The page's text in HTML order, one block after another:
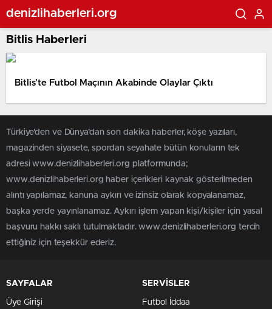
denizlihaberleri.org
Bitlis Haberleri
Bitlis’te Futbol Maçının Akabinde Olaylar Çıktı
Türkiye'den ve Dünya’dan son dakika haberler, köşe yazıları,
magazinden siyasete, spordan seyahate bütün konuların tek
adresi www.denizlihaberleri.org platformunda;
www.denizlihaberleri.org haber içerikleri kaynak gösterilmeden
alıntı yapılamaz, kanuna aykırı ve izinsiz olarak kopyalanamaz,
başka yerde yayınlanamaz. Aykırı işlem yapan kişi/kişiler için yasal
başvuru hakkı saklı tutulmaktadır. www.denizlihaberleri.org tercih
ettiğiniz için teşekkür ederiz.
SAYFALAR
Üye Girişi
SERVİSLER
Futbol İddaa